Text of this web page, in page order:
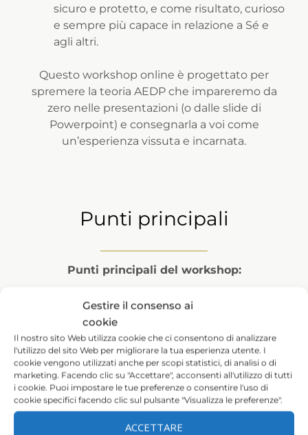
Gestire il consenso ai
cookie
Il nostro sito Web utilizza cookie che ci consentono di analizzare
l'utilizzo del sito Web per migliorare la tua esperienza utente. I
cookie vengono utilizzati anche per scopi statistici, di analisi o di
marketing. Facendo clic su "Accettare", acconsenti all'utilizzo di tutti
i cookie. Puoi impostare le tue preferenze o consentire l'uso di
cookie specifici facendo clic sul pulsante "Visualizza le preferenze".
ACCETTARE
sicuro e protetto, e come risultato, curioso
e sempre più capace in relazione a Sé e
agli altri.
Questo workshop online è progettato per
spremere la teoria AEDP che impareremo da
zero nelle presentazioni (o dalle slide di
Powerpoint) e consegnarla a voi come
un’esperienza vissuta e incarnata.
Punti principali
Punti principali del workshop:
I principali fondamenti teorici dell’AEDP:
un modello basato sull’attaccamento,
incentrato sulle emozioni, esperienziale,
centrato sul corpo e trasformazionale.
Come usare interventi non verbali e
somatici “da cervello destro a cervello
destro” al servizio della facilitazione
dell’attaccamento sicuro.